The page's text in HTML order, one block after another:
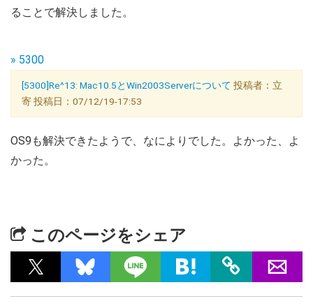
ることで解決しました。
» 5300
[5300]Re^13: Mac10.5とWin2003Serverについて 投稿者：立
寄 投稿日：07/12/19-17:53
OS9も解決できたようで、なによりでした。よかった、よ
かった。
このページをシェア